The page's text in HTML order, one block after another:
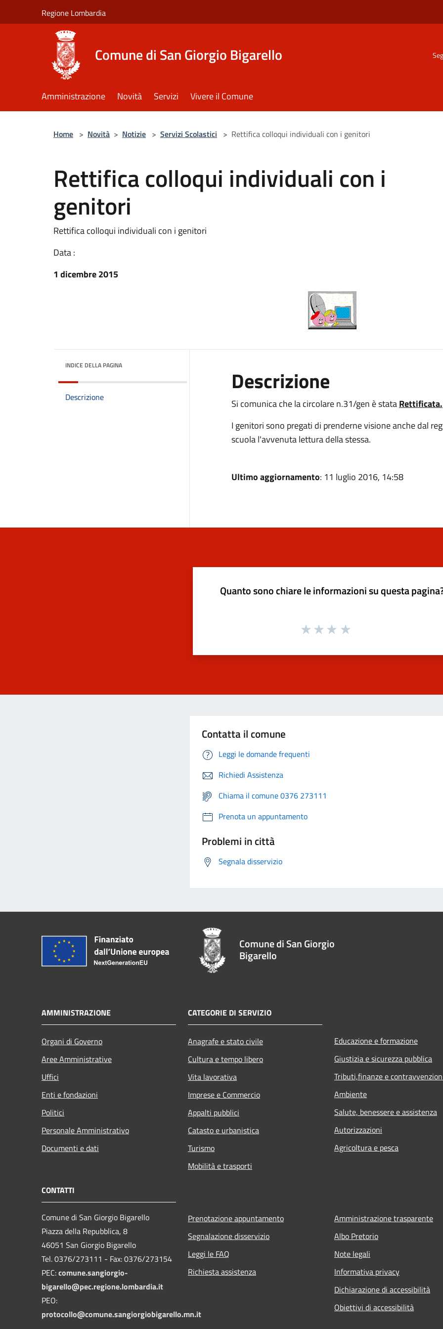
Regione Lombardia
Comune di San Giorgio Bigarello
Amministrazione Novità Servizi Vivere il Comune
Home > Novità > Notizie > Servizi Scolastici > Rettifica colloqui individuali con i genitori
Rettifica colloqui individuali con i
genitori
Rettifica colloqui individuali con i genitori
Data :
1 dicembre 2015
INDICE DELLA PAGINA
Descrizione
Descrizione
Si comunica che la circolare n.31/gen è stataRettificata.
I genitori sono pregati di prenderne visione anche dal
scuola l'avvenuta lettura della stessa.
Ultimo aggiornamento: 11 luglio 2016, 14:58
Quanto sono chiare le informazioni su questa
Contatta il comune
Leggi le domande frequenti
Richiedi Assistenza
Chiama il comune 0376 273111
Prenota un appuntamento
Problemi in città
Segnala disservizio
Comune di San Giorgio
Bigarello
AMMINISTRAZIONE
Organi di Governo
Aree Amministrative
Uffici
Enti e fondazioni
Politici
Personale Amministrativo
Documenti e dati
CATEGORIE DI SERVIZIO
Anagrafe e stato civile
Cultura e tempo libero
Vita lavorativa
Imprese e Commercio
Appalti pubblici
Catasto e urbanistica
Turismo
Mobilità e trasporti
Educazione e formazione
Giustizia e sicurezza pubblica
Tributi,finanze e
Ambiente
Salute, benessere e assistenza
Autorizzazioni
Agricoltura e pesca
CONTATTI
Comune di San Giorgio Bigarello
Piazza della Repubblica, 8
46051 San Giorgio Bigarello
Tel. 0376/273111 - Fax: 0376/273154
PEC:comune.sangiorgio-
bigarello@pec.regione.lombardia.it
PEO:
protocollo@comune.sangiorgiobigarello.mn.it
Prenotazione appuntamento
Segnalazione disservizio
Leggi le FAQ
Richiesta assistenza
Amministrazione trasparente
Albo Pretorio
Note legali
Informativa privacy
Dichiarazione di accessibilità
Obiettivi di accessibilità